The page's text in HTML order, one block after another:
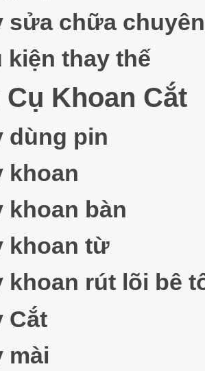
sửa chữa
kiện thay thế
Cụ Khoan Cắt
dùng pin
khoan
khoan bàn
khoan từ
khoan rút lõi bê
Cắt
mài